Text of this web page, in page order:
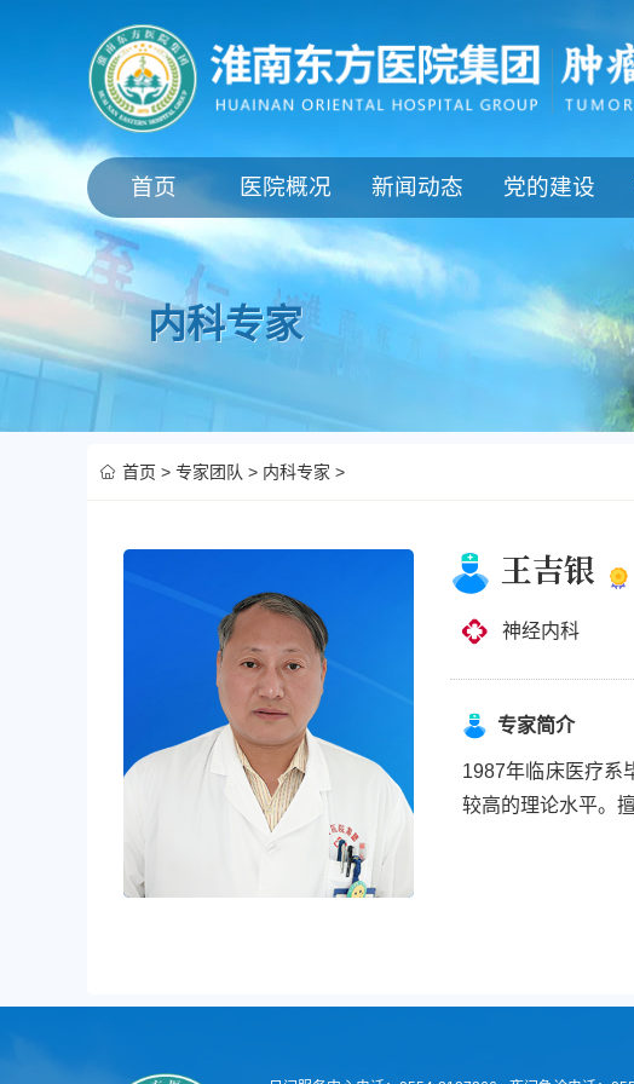
首页 医院概况 新闻动态 党的建设
内科专家
首页 > 专家团队 > 内科专家 >
王吉银
神经内科
专家简介
1987年临床医疗系
较高的理论水平。